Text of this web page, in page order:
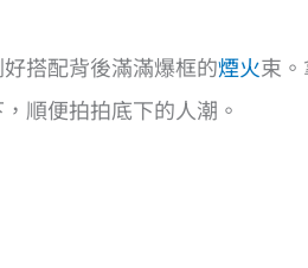
搭配背後滿滿爆框的煙火束
順便拍拍底下的人潮。